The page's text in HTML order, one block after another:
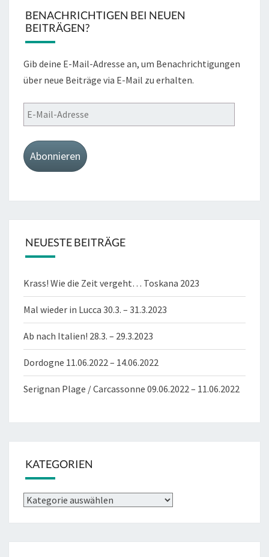
BENACHRICHTIGEN BEI NEUEN
BEITRÄGEN?
Gib deine E-Mail-Adresse an, um Benachrichtigungen
über neue Beiträge via E-Mail zu erhalten.
E-
Mail-
Adresse
Abonnieren
NEUESTE BEITRÄGE
Krass! Wie die Zeit vergeht… Toskana 2023
Mal wieder in Lucca 30.3. – 31.3.2023
Ab nach Italien! 28.3. – 29.3.2023
Dordogne 11.06.2022 – 14.06.2022
Serignan Plage / Carcassonne 09.06.2022 – 11.06.2022
KATEGORIEN
Kategorien